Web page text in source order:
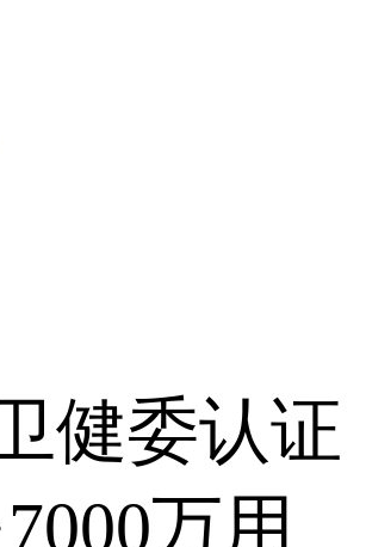
健委认证
万用